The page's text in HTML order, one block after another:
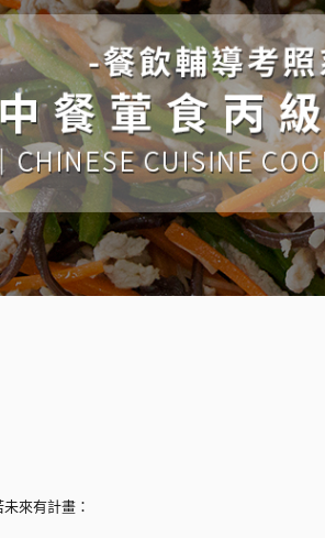
來有計畫：